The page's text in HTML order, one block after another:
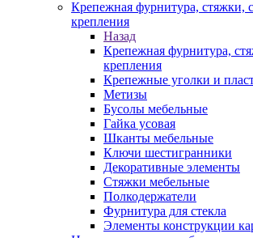
Крепежная фурнитура, стяжки,
крепления
Назад
Крепежная фурнитура,
крепления
Крепежные уголки и
Метизы
Бусолы мебельные
Гайка усовая
Шканты мебельные
Ключи шестигранники
Декоративные элементы
Стяжки мебельные
Полкодержатели
Фурнитура для стекла
Элементы конструкции